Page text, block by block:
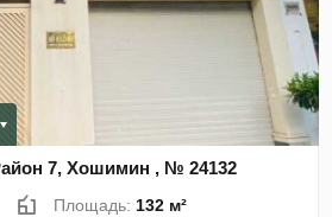
7, Хошимин , № 24132
Площадь: 132 м²